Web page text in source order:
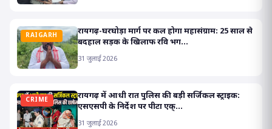
RAIGARH
रायगढ़-घरघोड़ा मार्ग पर कल होगा महासंग्राम: 25 साल से
बदहाल सड़क के खिलाफ रवि भग...
31 जुलाई 2026
CRIME
रायगढ़ में आधी रात पुलिस की बड़ी सर्जिकल स्ट्राइक:
एसएसपी के निर्देश पर पीटा एक्...
31 जुलाई 2026